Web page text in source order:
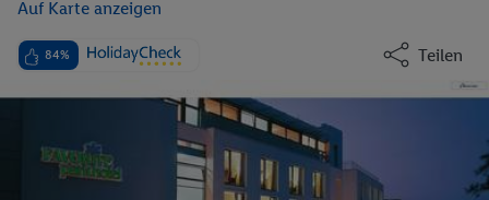
Auf Karte anzeigen
84% Teilen